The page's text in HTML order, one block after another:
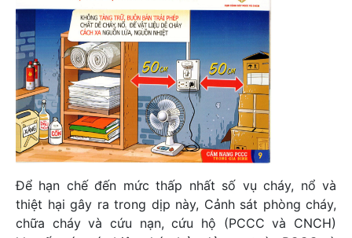
Để hạn chế đến mức thấp nhất số vụ cháy, nổ và
thiệt hại gây ra trong dịp này, Cảnh sát phòng cháy,
chữa cháy và cứu nạn, cứu hộ (PCCC và CNCH)